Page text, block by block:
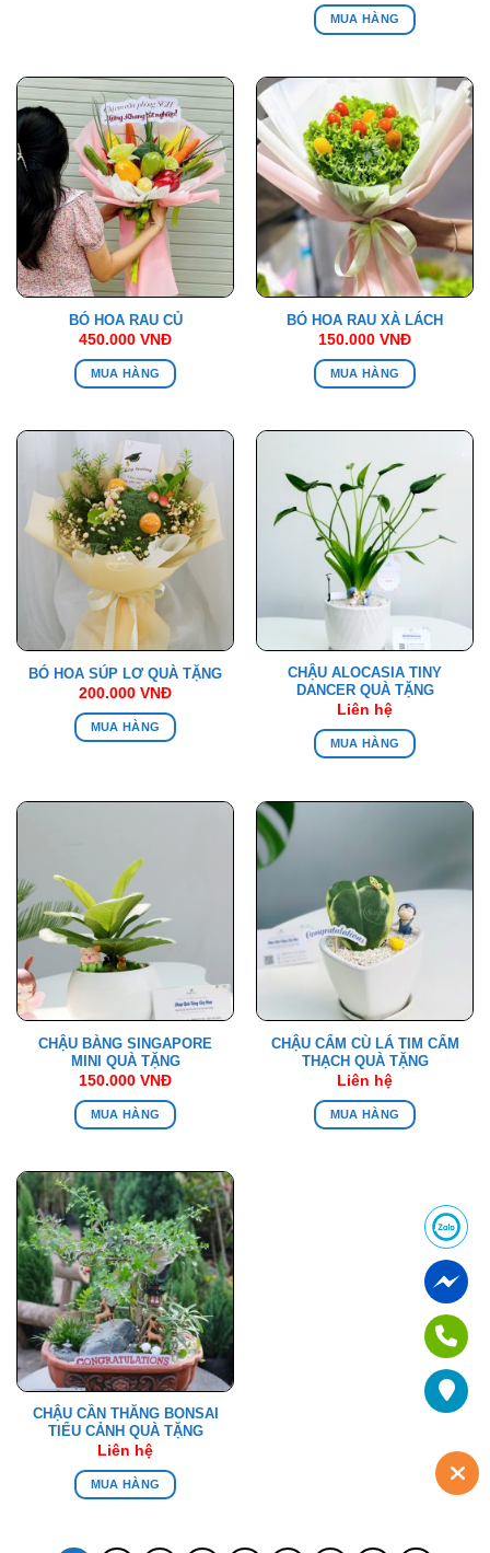
MUA HÀNG
BÓ HOA RAU CỦ
450.000 VNĐ
MUA HÀNG
BÓ HOA RAU XÀ LÁCH
150.000 VNĐ
MUA HÀNG
BÓ HOA SÚP LƠ QUÀ TẶNG
200.000 VNĐ
MUA HÀNG
CHẬU ALOCASIA TINY
DANCER QUÀ TẶNG
Liên hệ
MUA HÀNG
CHẬU BÀNG SINGAPORE
MINI QUÀ TẶNG
150.000 VNĐ
MUA HÀNG
CHẬU CẨM CÙ LÁ TIM CẨM
THẠCH QUÀ TẶNG
Liên hệ
MUA HÀNG
CHẬU CẦN THĂNG BONSAI
TIỂU CẢNH QUÀ TẶNG
Liên hệ
MUA HÀNG